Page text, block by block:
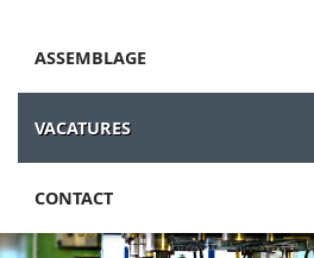
ASSEMBLAGE
VACATURES
CONTACT